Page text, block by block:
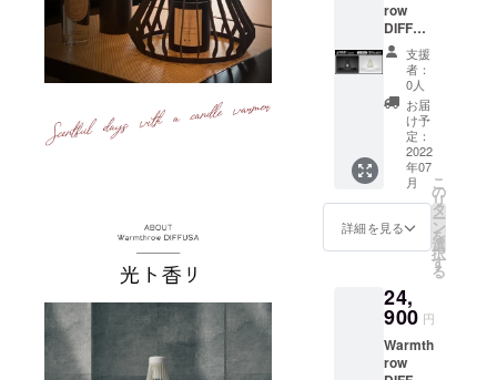
近づけ
るよう
徹底し
ており
ます
が、 お
使いの
モニ
ター設
定、お
部屋の
により
実際の
異なる
場合が
ござい
ます。
※ご注文
により
量産効
率が向
上した
場合、
正規販
売価格
が販売
予定価
格より
下がる
可能性
もござ
真はで
きる限
の色に
近づけ
送料も
含まれ
ており
ます。
ブラッ
クとホ
ワイト
からお
選びい
ただけ
ます。
※製品に
キャン
ませ
ん。 ※
皆様の
ご支援
により
row
DIFFUS
A × 2
個 一般
販売予
定価格
35,600
→23,10
0円 (税
【35%
OFF】
【送料
につい
品代金
には、
ご自宅
までの
送料も
支援
者：
0人
お届
け予
定：
2022
年07
月
詳細を見る
こ
の
リ
タ
ー
ン
を
選
択
す
る
24,
900 円
Warmth
row